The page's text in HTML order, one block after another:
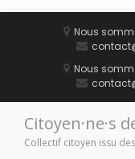
Nous
Nous
Citoyen·ne·s
Collectif citoyen issu